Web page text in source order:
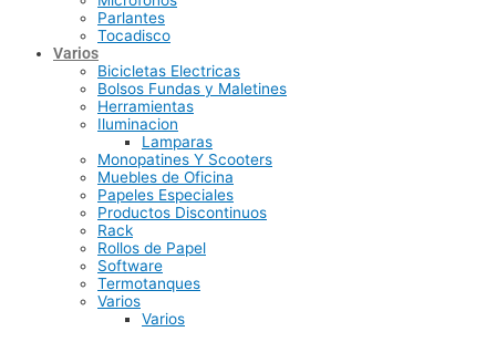
Parlantes
Tocadisco
Varios
Bicicletas Electricas
Bolsos Fundas y Maletines
Herramientas
Iluminacion
Lamparas
Monopatines Y Scooters
Muebles de Oficina
Papeles Especiales
Productos Discontinuos
Rack
Rollos de Papel
Software
Termotanques
Varios
Varios